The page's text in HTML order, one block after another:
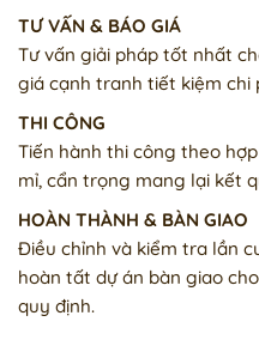
TƯ VẤN & BÁO GIÁ
Tư vấn giải pháp tốt nhất
giá cạnh tranh tiết kiệm chi
THI CÔNG
Tiến hành thi công theo
mỉ, cẩn trọng mang lại kết
HOÀN THÀNH & BÀN GIAO
Điều chỉnh và kiểm tra lần
hoàn tất dự án bàn giao
quy định.